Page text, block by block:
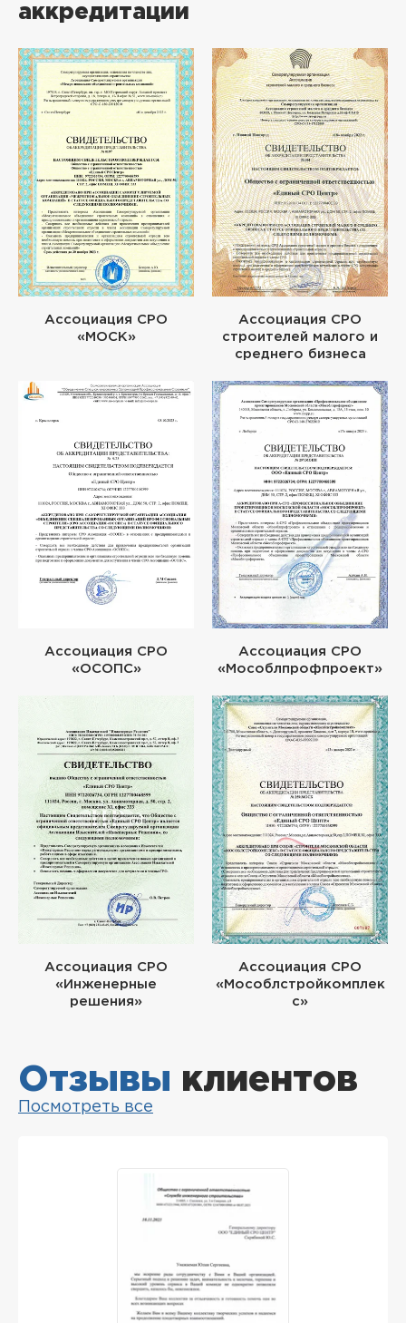
аккредитации
Ассоциация СРО
«МОСК»
Ассоциация СРО
строителей малого и
среднего бизнеса
Ассоциация СРО
«ОСОПС»
Ассоциация СРО
«Мособлпрофпроект»
Ассоциация СРО
«Инженерные
решения»
Ассоциация СРО
«Мособлстройкомплек
с»
Отзывы клиентов
Посмотреть все